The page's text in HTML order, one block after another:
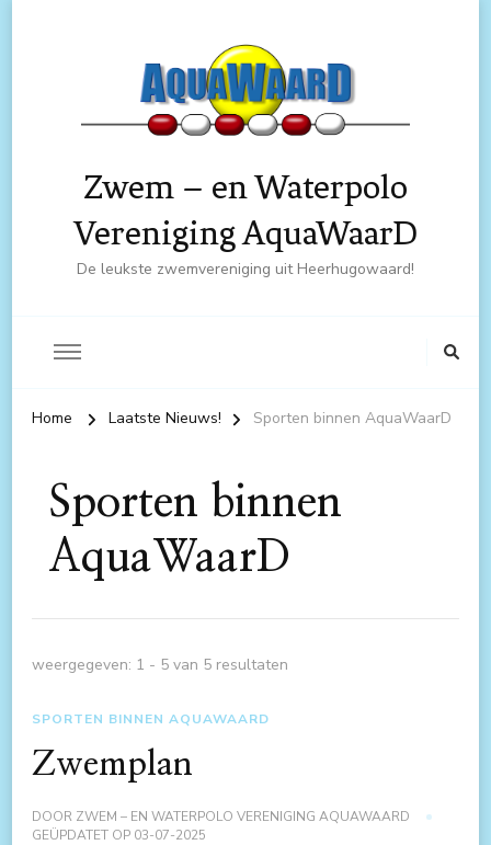
Zwem – en Waterpolo
Vereniging AquaWaarD
De leukste zwemvereniging uit Heerhugowaard!
Home Laatste Nieuws! Sporten binnen AquaWaarD
Sporten binnen
AquaWaarD
weergegeven: 1 - 5 van 5 resultaten
SPORTEN BINNEN AQUAWAARD
Zwemplan
DOOR ZWEM – EN WATERPOLO VERENIGING AQUAWAARD
GEÜPDATET OP 03-07-2025